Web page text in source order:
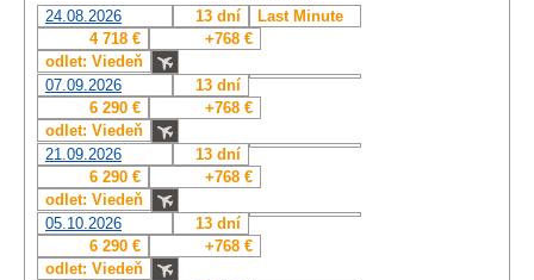
24.08.2026
13 dní
Last Minute
4 718 €
+768 €
odlet: Viedeň
07.09.2026
13 dní
6 290 €
+768 €
odlet: Viedeň
21.09.2026
13 dní
6 290 €
+768 €
odlet: Viedeň
05.10.2026
13 dní
6 290 €
+768 €
odlet: Viedeň